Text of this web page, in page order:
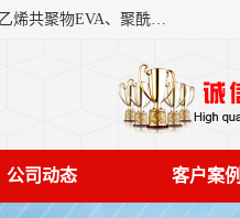
东莞市恒屹国际贸易有限公司（简称：恒屹国际）是一家石化原料综合营销服务商，主营产品乙烯-醋酸乙烯共聚物EVA、聚酰胺PA（尼龙）、醚酯型热塑弹性体TPEE等，公司秉承以市场为导向的战略思想，致力于大宗石化原料在中国市场的营销服务业务，为客户提供一站式的全面服务。
公司动态 客户案例